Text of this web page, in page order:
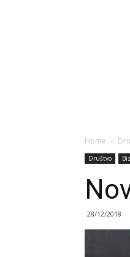
Home
Društvo
28/12/2018